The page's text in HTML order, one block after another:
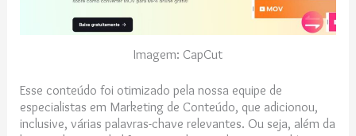
Imagem: CapCut
Esse conteúdo foi otimizado pela nossa equipe de
especialistas em Marketing de Conteúdo, que adicionou,
inclusive, várias palavras-chave relevantes. Ou seja, além da